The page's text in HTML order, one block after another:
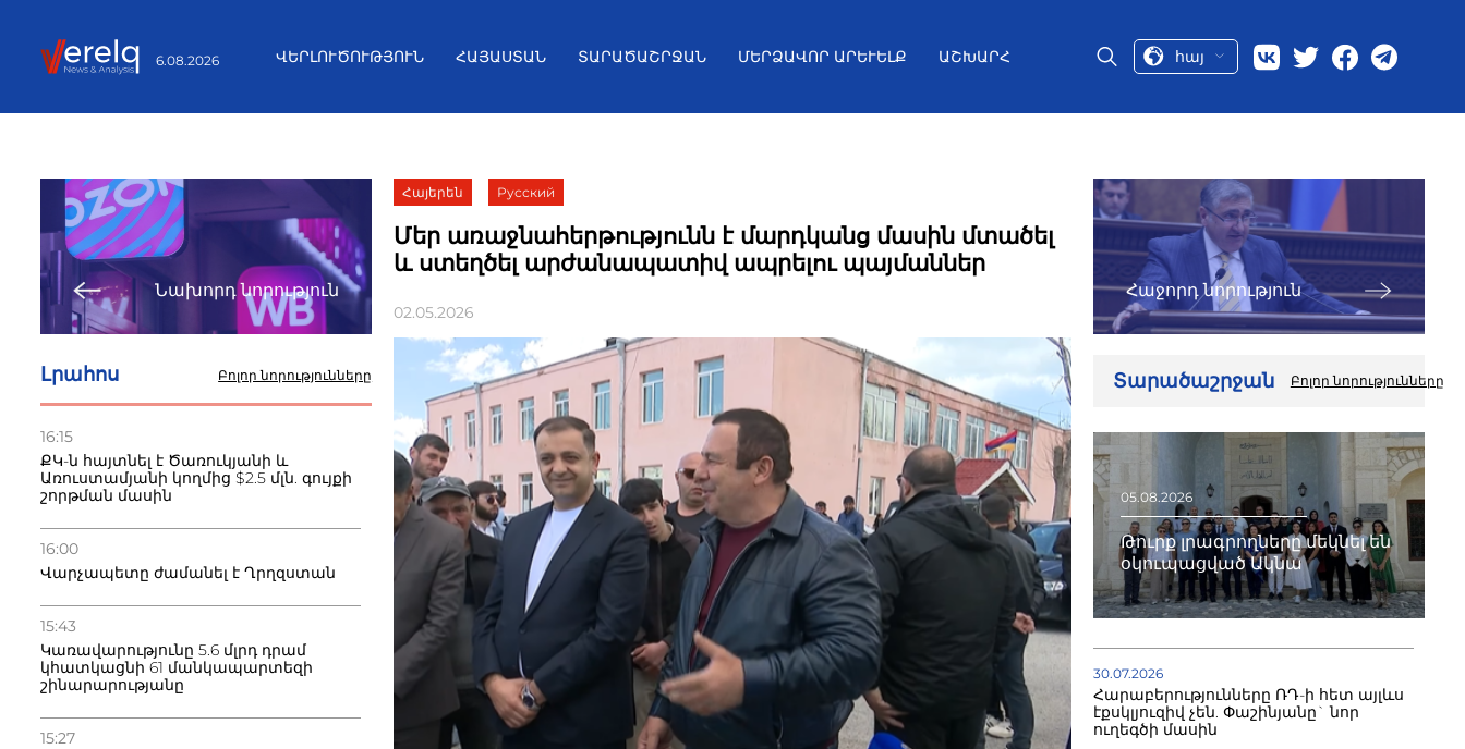
6.08.2026 ՎԵՐԼՈՒԾՈՒԹՅՈՒՆ ՀԱՅԱՍՏԱՆ ՏԱՐԱԾԱՇՐՋԱՆ ՄԵՐՁԱՎՈՐ ԱՐԵՒԵԼՔ ԱՇԽԱՐՀ հայ
Նախորդ նորություն
Լրահոս Բոլոր նորությունները
16:15
ՔԿ-ն հայտնել է Ծառուկյանի և
Առուստամյանի կողմից $2.5 մլն. գույքի
շորթման մասին
16:00
Վարչապետը ժամանել է Ղրղզստան
15:43
Կառավարությունը 5.6 մլրդ դրամ
կհատկացնի 61 մանկապարտեզի
շինարարությանը
15:27
Հայերեն Русский
Մեր առաջնահերթությունն է մարդկանց մասին մտածել
և ստեղծել արժանապատիվ ապրելու պայմաններ
02.05.2026
Հաջորդ նորություն
Տարածաշրջան Բոլոր նորությունները
05.08.2026
Թուրք լրագրողները մեկնել են
օկուպացված Ակնա
30.07.2026
Հարաբերությունները ՌԴ-ի հետ այլևս
էքսկլյուզիվ չեն. Փաշինյանը` նոր
ուղեգծի մասին